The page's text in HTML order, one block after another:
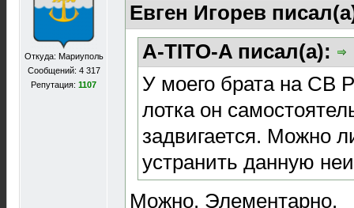
Откуда: Мариуполь
Сообщений: 4 317
Репутация: 1107
Евген Игорев
A-TITO-A писал(а):
У моего брата на СВ
лотка он
задвигается. Можно
устранить данную
Можно. Элементарно.